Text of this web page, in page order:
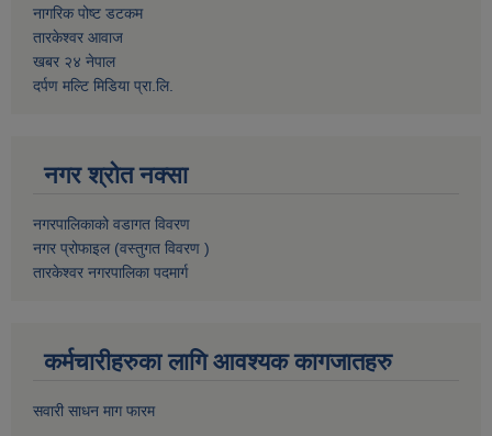
नागरिक पोष्ट डटकम
तारकेश्वर आवाज
खबर २४ नेपाल
दर्पण मल्टि मिडिया प्रा.लि.
नगर श्रोत नक्सा
नगरपालिकाको वडागत विवरण
नगर प्रोफाइल (वस्तुगत विवरण )
तारकेश्वर नगरपालिका पदमार्ग
कर्मचारीहरुका लागि आवश्यक कागजातहरु
सवारी साधन माग फारम